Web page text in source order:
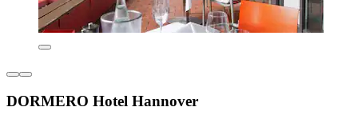
DORMERO Hotel Hannover